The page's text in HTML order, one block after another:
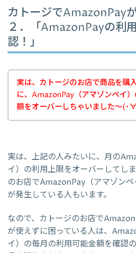
カトージでAmazonPay
２．「AmazonPayの利
認！」
実は、カトージのお店で商品を購
に、AmazonPay（アマゾンペイ
額をオーバーしちゃいました～(･∀
実は、上記の人みたいに、月の
イ）の利用上限をオーバーしてし
のお店でAmazonPay（アマゾン
が発生している人もいます。
なので、カトージのお店で
が使えずに困っている人は、
イ）の毎月の利用可能金額を確認